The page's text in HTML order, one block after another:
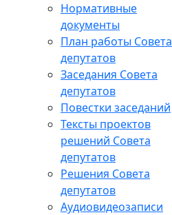
Нормативные
документы
План работы Совета
депутатов
Заседания Cовета
депутатов
Повестки заседаний
Тексты проектов
решений Совета
депутатов
Решения Совета
депутатов
Аудиовидеозаписи